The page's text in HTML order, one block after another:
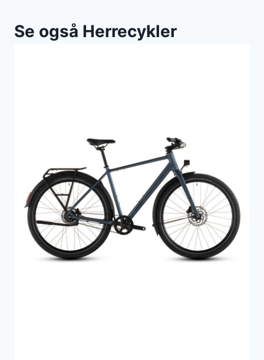
Se også Herrecykler